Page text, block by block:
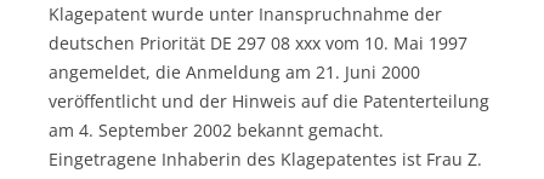
Klagepatent wurde unter Inanspruchnahme der
deutschen Priorität DE 297 08 xxx vom 10. Mai 1997
angemeldet, die Anmeldung am 21. Juni 2000
veröffentlicht und der Hinweis auf die Patenterteilung
am 4. September 2002 bekannt gemacht.
Eingetragene Inhaberin des Klagepatentes ist Frau Z.